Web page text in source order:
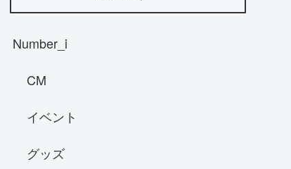
Number_i
CM
イベント
グッズ